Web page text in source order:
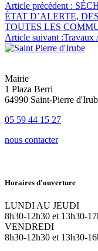
Article précédent :
ÉTAT D’ALERTE,
TOUTES LES
Article suivant :Travaux
Mairie
1 Plaza Berri
64990 Saint-Pierre
05 59 44 15 27
nous contacter
Horaires d'ouverture
LUNDI AU JEUDI
8h30-12h30 et 13h30-
VENDREDI
8h30-12h30 et 13h30-